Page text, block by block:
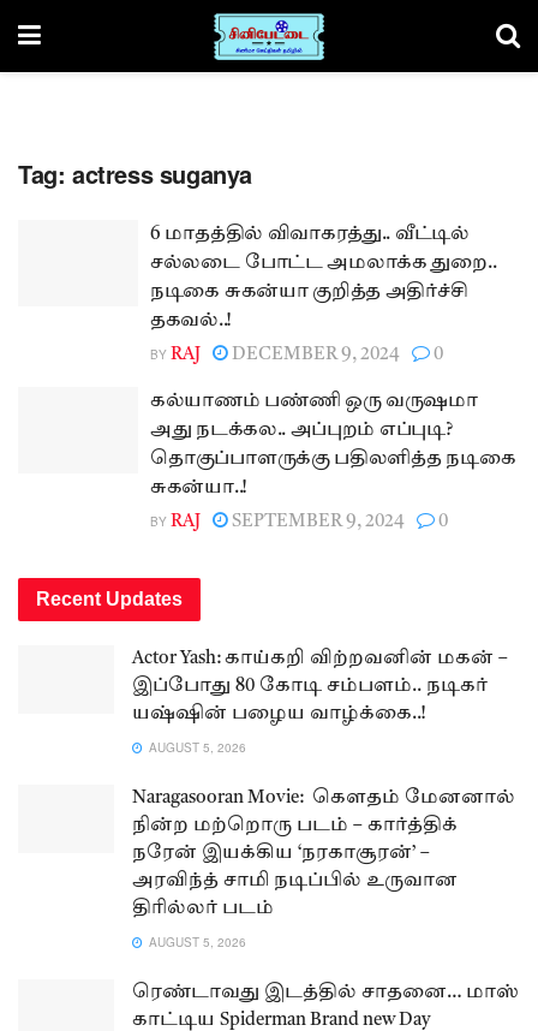
Tag: actress suganya
6 மாதத்தில் விவாகரத்து.. வீட்டில்
சல்லடை போட்ட அமலாக்க துறை..
நடிகை சுகன்யா குறித்த அதிர்ச்சி
தகவல்..!
BY RAJ DECEMBER 9, 2024 0
கல்யாணம் பண்ணி ஒரு வருஷமா
அது நடக்கல.. அப்புறம் எப்புடி?
தொகுப்பாளருக்கு பதிலளித்த நடிகை
சுகன்யா..!
BY RAJ SEPTEMBER 9, 2024 0
Recent Updates
Actor Yash: காய்கறி விற்றவனின் மகன் –
இப்போது 80 கோடி சம்பளம்.. நடிகர்
யஷ்ஷின் பழைய வாழ்க்கை..!
AUGUST 5, 2026
Naragasooran Movie: கௌதம் மேனனால்
நின்ற மற்றொரு படம் – கார்த்திக்
நரேன் இயக்கிய ‘நரகாசூரன்’ –
அரவிந்த் சாமி நடிப்பில் உருவான
திரில்லர் படம்
AUGUST 5, 2026
ரெண்டாவது இடத்தில் சாதனை… மாஸ்
காட்டிய Spiderman Brand new Day